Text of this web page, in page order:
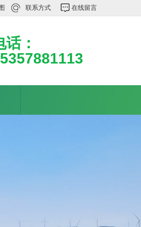
联系方式 在线留言
话：